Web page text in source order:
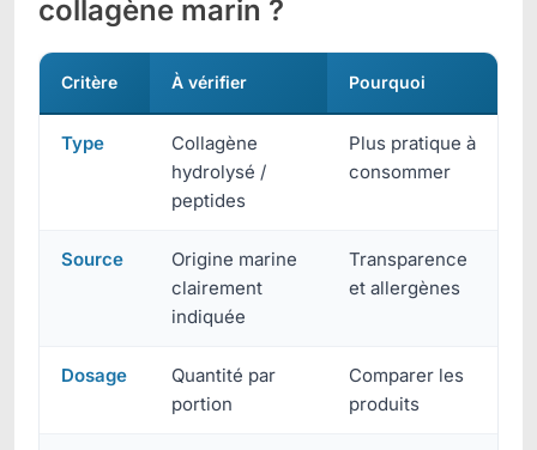
collagène marin ?
Critère À vérifier Pourquoi
Type
Collagène
hydrolysé /
peptides
Plus pratique à
consommer
Source
Origine marine
clairement
indiquée
Transparence
et allergènes
Dosage
Quantité par
portion
Comparer les
produits